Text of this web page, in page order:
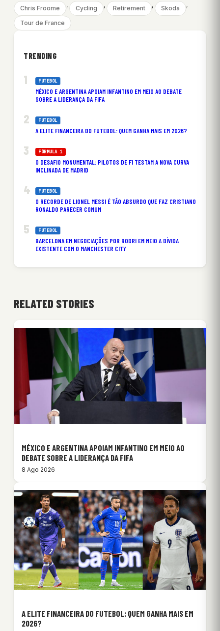
Chris Froome , Cycling , Retirement , Skoda ,
Tour de France
TRENDING
FUTEBOL
MÉXICO E ARGENTINA APOIAM INFANTINO EM MEIO AO DEBATE
SOBRE A LIDERANÇA DA FIFA
FUTEBOL
A ELITE FINANCEIRA DO FUTEBOL: QUEM GANHA MAIS EM 2026?
FÓRMULA 1
O DESAFIO MONUMENTAL: PILOTOS DE F1 TESTAM A NOVA CURVA
INCLINADA DE MADRID
FUTEBOL
O RECORDE DE LIONEL MESSI É TÃO ABSURDO QUE FAZ CRISTIANO
RONALDO PARECER COMUM
FUTEBOL
BARCELONA EM NEGOCIAÇÕES POR RODRI EM MEIO A DÍVIDA
EXISTENTE COM O MANCHESTER CITY
RELATED STORIES
MÉXICO E ARGENTINA APOIAM INFANTINO EM MEIO AO
DEBATE SOBRE A LIDERANÇA DA FIFA
8 Ago 2026
A ELITE FINANCEIRA DO FUTEBOL: QUEM GANHA MAIS EM
2026?